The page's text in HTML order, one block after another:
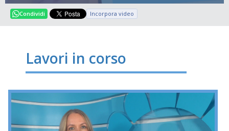
Condividi Incorpora video
Lavori in corso